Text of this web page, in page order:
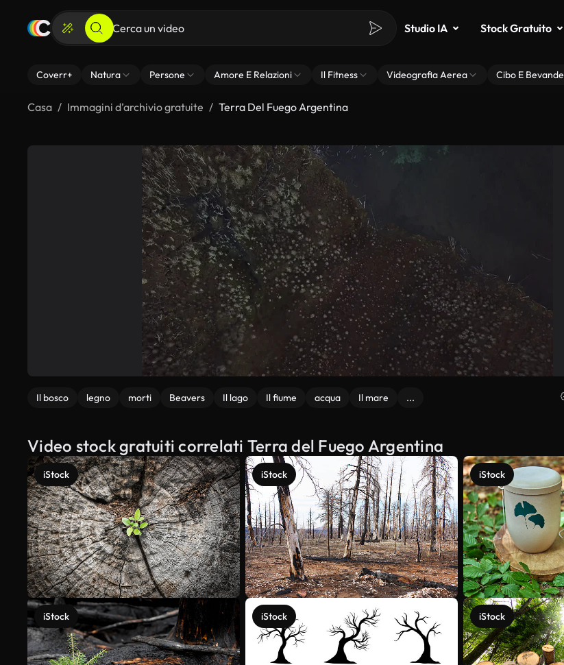
Studio IA Stock Gratuito
Coverr+ Natura Persone Amore E Relazioni Il Fitness Videografia Aerea Cibo E Bevande
Casa Immagini d’archivio gratuite Terra Del Fuego Argentina
Il bosco legno morti Beavers Il lago Il fiume acqua Il mare ...
Video stock gratuiti correlati Terra del Fuego Argentina
iStock
iStock
iStock
iStock
iStock
iStock